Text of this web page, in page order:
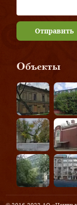
Отправить
Объекты